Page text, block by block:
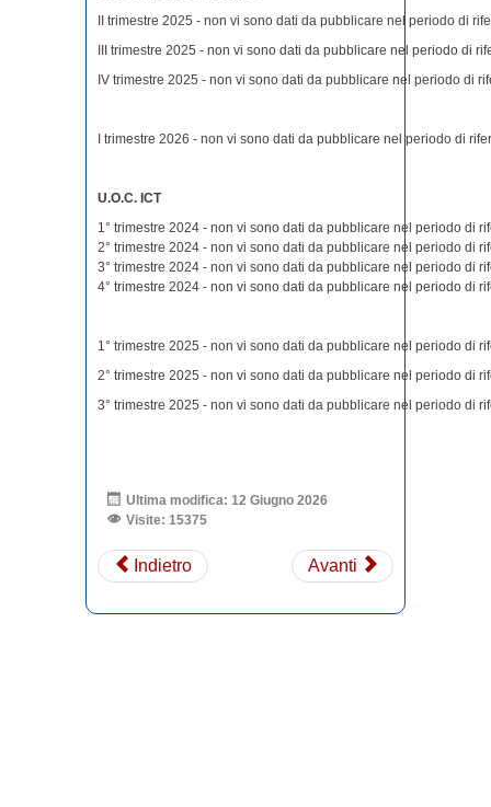
II trimestre 2025 - non vi sono dati da pubblicare nel periodo di
III trimestre 2025 - non vi sono dati da pubblicare nel periodo di
IV trimestre 2025 - non vi sono dati da pubblicare nel periodo di
I trimestre 2026 - non vi sono dati da pubblicare nel periodo di
U.O.C. ICT
1° trimestre 2024 - non vi sono dati da pubblicare nel periodo di
2° trimestre 2024 - non vi sono dati da pubblicare nel periodo di
3° trimestre 2024 - non vi sono dati da pubblicare nel periodo di
4° trimestre 2024 - non vi sono dati da pubblicare nel periodo di
1° trimestre 2025 - non vi sono dati da pubblicare nel periodo di
2° trimestre 2025 - non vi sono dati da pubblicare nel periodo di
3° trimestre 2025 - non vi sono dati da pubblicare nel periodo di
Ultima modifica: 12 Giugno 2026
Visite: 15375
Indietro Avanti